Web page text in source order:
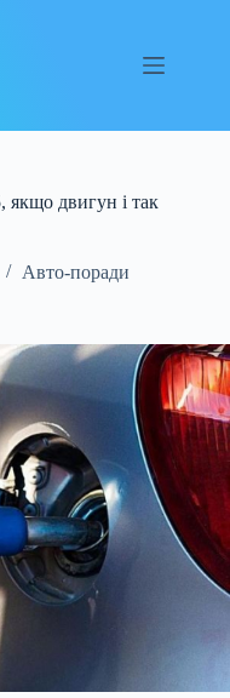
якщо двигун і так
Авто-поради